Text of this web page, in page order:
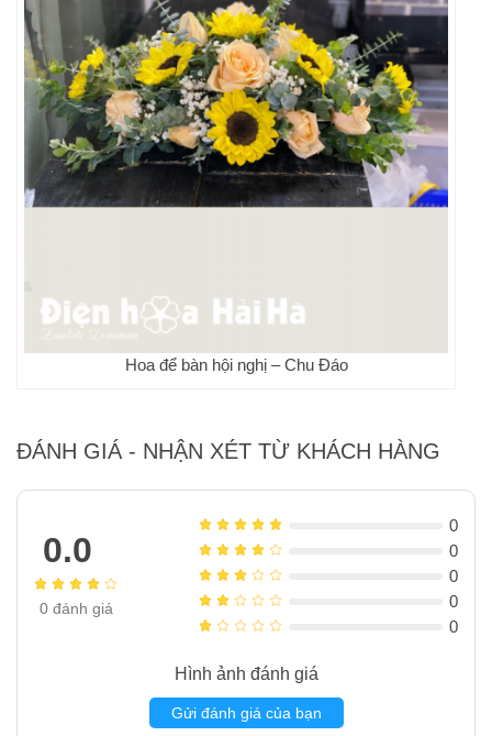
Hoa để bàn hội nghị – Chu Đáo
ĐÁNH GIÁ - NHẬN XÉT TỪ KHÁCH HÀNG
0.0
0đánh giá
0
0
0
0
0
Hình ảnh đánh giá
Gửi đánh giá của bạn